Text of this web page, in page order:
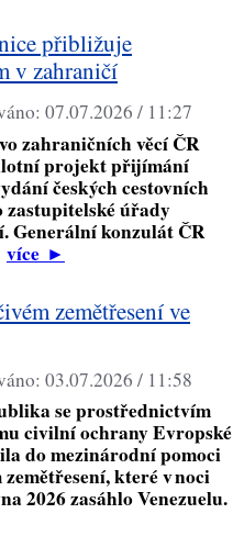
přibližuje
v zahraničí
07.07.2026 / 11:27
zahraničních věcí ČR
projekt přijímání
českých cestovních
zastupitelské úřady
Generální konzulát ČR
více►
zemětřesení ve
03.07.2026 / 11:58
se prostřednictvím
civilní ochrany Evropské
do mezinárodní pomoci
které v noci
2026 zasáhlo Venezuelu.